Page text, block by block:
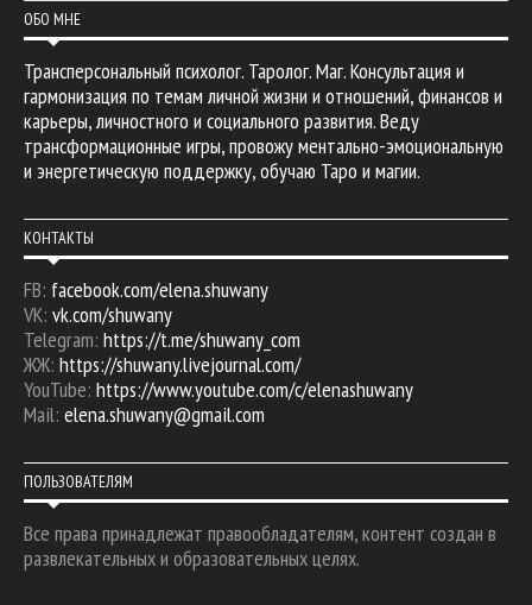
ОБО МНЕ
Трансперсональный психолог. Таролог. Маг. Консультация и
гармонизация по темам личной жизни и отношений, финансов и
карьеры, личностного и социального развития. Веду
трансформационные игры, провожу ментально-эмоциональную
и энергетическую поддержку, обучаю Таро и магии.
КОНТАКТЫ
FB: facebook.com/elena.shuwany
VK: vk.com/shuwany
Telegram: https://t.me/shuwany_com
ЖЖ: https://shuwany.livejournal.com/
YouTube: https://www.youtube.com/c/elenashuwany
Mail: elena.shuwany@gmail.com
ПОЛЬЗОВАТЕЛЯМ
Все права принадлежат правообладателям, контент создан в
развлекательных и образовательных целях.